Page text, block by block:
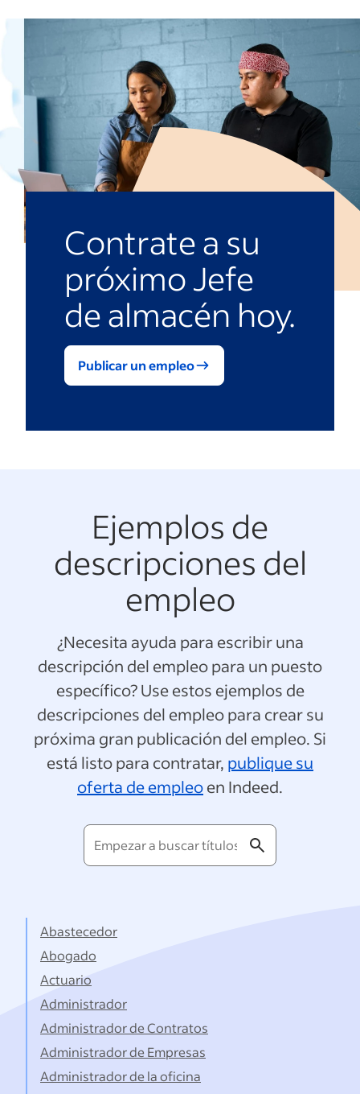
Contrate a su
próximo Jefe
de almacén hoy.
Publicar un empleo
Ejemplos de
descripciones del
empleo
¿Necesita ayuda para escribir una
descripción del empleo para un puesto
específico? Use estos ejemplos de
descripciones del empleo para crear su
próxima gran publicación del empleo. Si
está listo para contratar, publique su
oferta de empleoen Indeed.
Empezar
a
Abastecedor
Abogado
Actuario
Administrador
Administrador de Contratos
Administrador de Empresas
Administrador de la oficina